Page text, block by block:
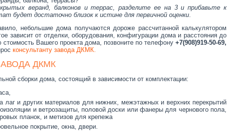
веранд, балконов и террас, разделите ее на 3 и прибавьте к
будет достаточно близок к истине для первичной оценки.
небольшие дома получаются дороже рассчитанной калькулятором
зависит от отделки, оборудования, конфигурации дома и расстояния до
стоимость Вашего проекта дома, позвоните по телефону +7(908)919-50-69,
консультанту завода ДКМК.
ДКМК
сборки дома, состоящий в зависимости от комплектации:
лаг и других материалов для нижних, межэтажных и верхних перекрытий
и ветрозащиты, половой доски или фанеры для чернового пола,
планок, и метизов для крепежа
покрытие, окна, двери.